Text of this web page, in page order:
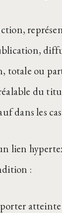
totale ou
du
dans les
lien
: